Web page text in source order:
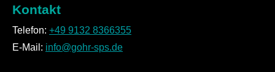
Kontakt
Telefon: +49 9132 8366355
E-Mail: info@gohr-sps.de